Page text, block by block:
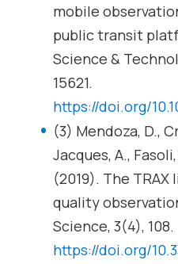
mobile
public transit
Science &
15621.
https://doi.org/
(3) Mendoza, D.,
Jacques, A.,
(2019). The
quality
Science, 3(4), 108.
https://doi.org/